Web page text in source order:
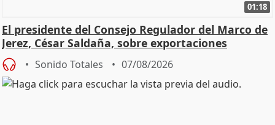
01:18
El presidente del Consejo Regulador del Marco de
Jerez, César Saldaña, sobre exportaciones
Sonido Totales 07/08/2026